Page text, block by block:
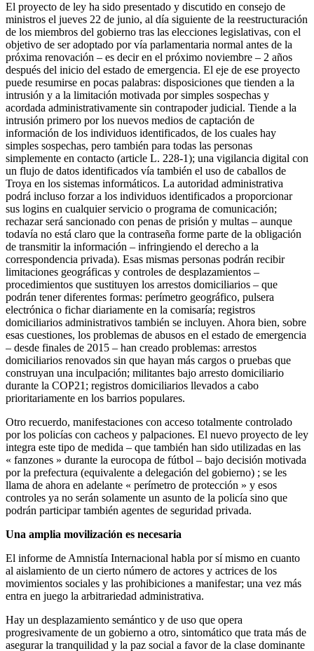
El proyecto de ley ha sido presentado y discutido en consejo de
ministros el jueves 22 de junio, al día siguiente de la reestructuración
de los miembros del gobierno tras las elecciones legislativas, con el
objetivo de ser adoptado por vía parlamentaria normal antes de la
próxima renovación – es decir en el próximo noviembre – 2 años
después del inicio del estado de emergencia. El eje de ese proyecto
puede resumirse en pocas palabras: disposiciones que tienden a la
intrusión y a la limitación motivada por simples sospechas y
acordada administrativamente sin contrapoder judicial. Tiende a la
intrusión primero por los nuevos medios de captación de
información de los individuos identificados, de los cuales hay
simples sospechas, pero también para todas las personas
simplemente en contacto (article L. 228-1); una vigilancia digital con
un flujo de datos identificados vía también el uso de caballos de
Troya en los sistemas informáticos. La autoridad administrativa
podrá incluso forzar a los individuos identificados a proporcionar
sus logins en cualquier servicio o programa de comunicación;
rechazar será sancionado con penas de prisión y multas – aunque
todavía no está claro que la contraseña forme parte de la obligación
de transmitir la información – infringiendo el derecho a la
correspondencia privada). Esas mismas personas podrán recibir
limitaciones geográficas y controles de desplazamientos –
procedimientos que sustituyen los arrestos domiciliarios – que
podrán tener diferentes formas: perímetro geográfico, pulsera
electrónica o fichar diariamente en la comisaría; registros
domiciliarios administrativos también se incluyen. Ahora bien, sobre
esas cuestiones, los problemas de abusos en el estado de emergencia
– desde finales de 2015 – han creado problemas: arrestos
domiciliarios renovados sin que hayan más cargos o pruebas que
construyan una inculpación; militantes bajo arresto domiciliario
durante la COP21; registros domiciliarios llevados a cabo
prioritariamente en los barrios populares.
Otro recuerdo, manifestaciones con acceso totalmente controlado
por los policías con cacheos y palpaciones. El nuevo proyecto de ley
integra este tipo de medida – que también han sido utilizadas en las
« fanzones » durante la eurocopa de fútbol – bajo decisión motivada
por la prefectura (equivalente a delegación del gobierno) ; se les
llama de ahora en adelante « perímetro de protección » y esos
controles ya no serán solamente un asunto de la policía sino que
podrán participar también agentes de seguridad privada.
Una amplia movilización es necesaria
El informe de Amnistía Internacional habla por sí mismo en cuanto
al aislamiento de un cierto número de actores y actrices de los
movimientos sociales y las prohibiciones a manifestar; una vez más
entra en juego la arbitrariedad administrativa.
Hay un desplazamiento semántico y de uso que opera
progresivamente de un gobierno a otro, sintomático que trata más de
asegurar la tranquilidad y la paz social a favor de la clase dominante